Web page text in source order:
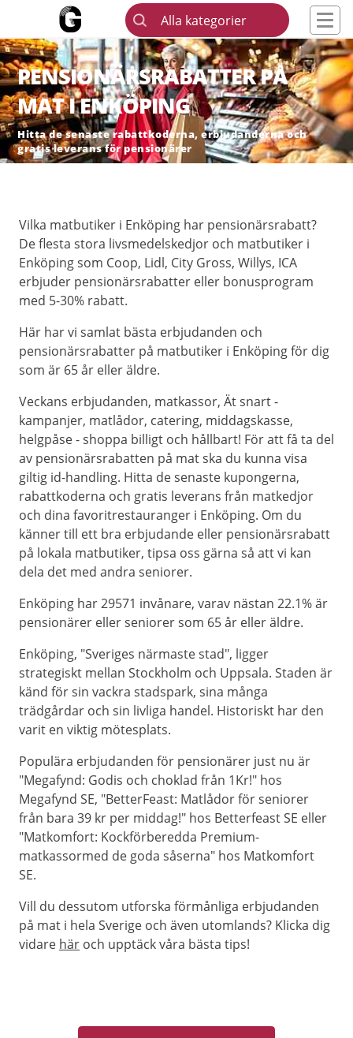
Alla kategorier
PENSIONÄRSRABATTER PÅ
MAT I ENKÖPING
Hitta de senaste rabattkoderna, erbjudanderna och
gratis leverans för pensionärer
Vilka matbutiker i Enköping har pensionärsrabatt?
De flesta stora livsmedelskedjor och matbutiker i
Enköping som Coop, Lidl, City Gross, Willys, ICA
erbjuder pensionärsrabatter eller bonusprogram
med 5-30% rabatt.
Här har vi samlat bästa erbjudanden och
pensionärsrabatter på matbutiker i Enköping för dig
som är 65 år eller äldre.
Veckans erbjudanden, matkassor, Ät snart -
kampanjer, matlådor, catering, middagskasse,
helgpåse - shoppa billigt och hållbart! För att få ta del
av pensionärsrabatten på mat ska du kunna visa
giltig id-handling. Hitta de senaste kupongerna,
rabattkoderna och gratis leverans från matkedjor
och dina favoritrestauranger i Enköping. Om du
känner till ett bra erbjudande eller pensionärsrabatt
på lokala matbutiker, tipsa oss gärna så att vi kan
dela det med andra seniorer.
Enköping har 29571 invånare, varav nästan 22.1% är
pensionärer eller seniorer som 65 år eller äldre.
Enköping, "Sveriges närmaste stad", ligger
strategiskt mellan Stockholm och Uppsala. Staden är
känd för sin vackra stadspark, sina många
trädgårdar och sin livliga handel. Historiskt har den
varit en viktig mötesplats.
Populära erbjudanden för pensionärer just nu är
"Megafynd: Godis och choklad från 1Kr!" hos
Megafynd SE, "BetterFeast: Matlådor för seniorer
från bara 39 kr per middag!" hos Betterfeast SE eller
"Matkomfort: Kockförberedda Premium-
matkassormed de goda såserna" hos Matkomfort
SE.
Vill du dessutom utforska förmånliga erbjudanden
på mat i hela Sverige och även utomlands? Klicka dig
vidare här och upptäck våra bästa tips!